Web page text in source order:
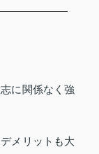
に関係なく強
メリットも大